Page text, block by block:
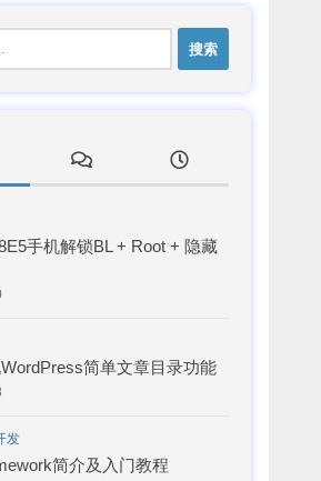
手机解锁BL + Root + 隐藏
简单文章目录功能
发
简介及入门教程